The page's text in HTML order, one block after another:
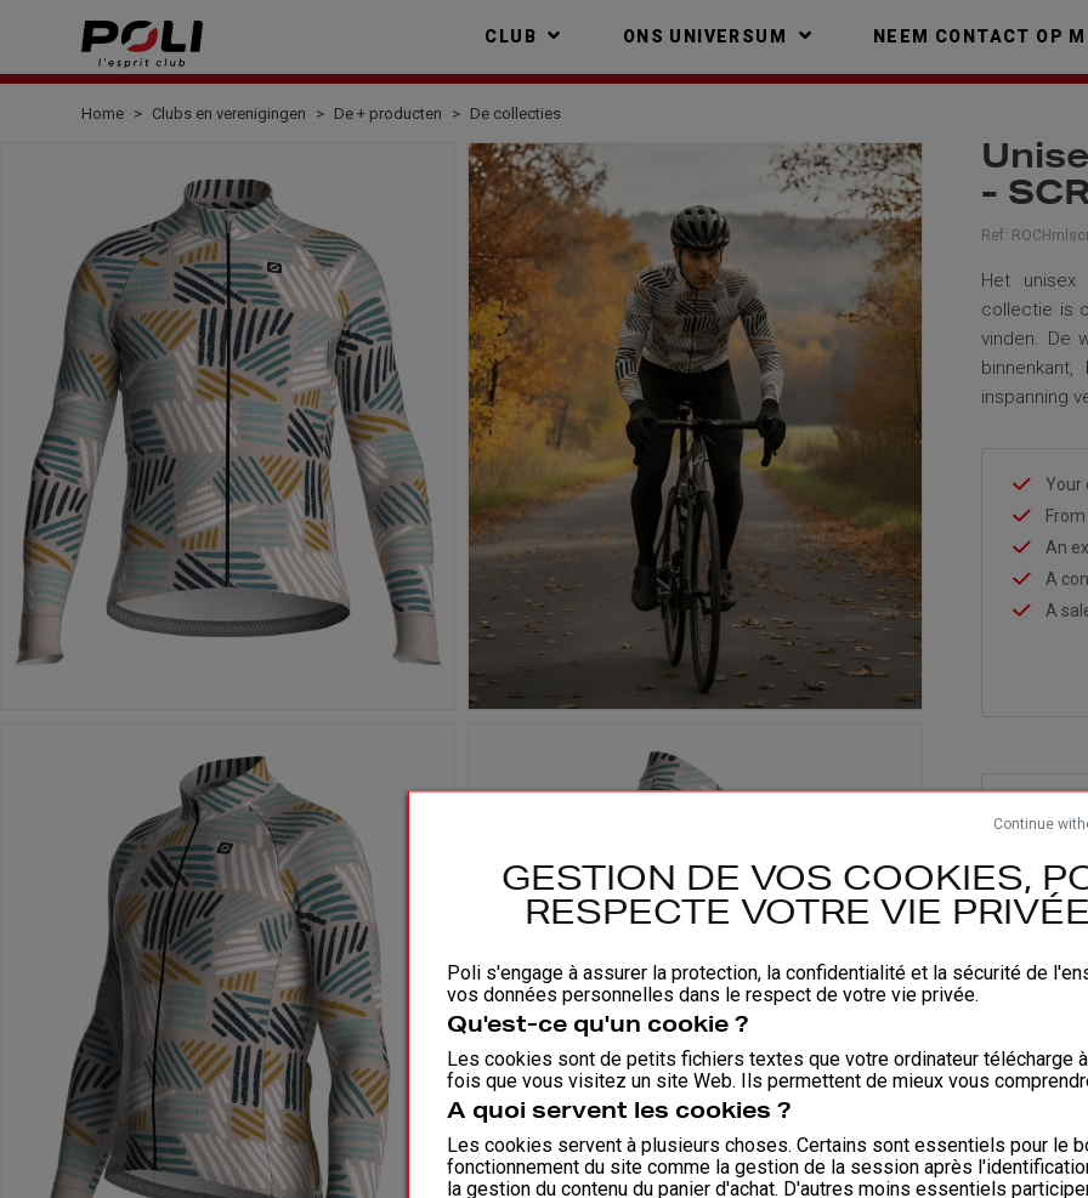
CLUB ONS UNIVERSUM NEEM CONTACT OP
Home Clubs en verenigingen De + producten De collecties
-
Ref:
Het unisex
collectie is
vinden. De
inspanning
Your
An
A
A
Unisex
Design:
3
Zoom
Hoge
Continue
GESTION DE VOS COOKIES,
RESPECTE VOTRE VIE
Poli s'engage à assurer la protection, la confidentialité et la sécurité de
vos données personnelles dans le respect de votre vie privée.
Qu'est-ce qu'un cookie ?
Les cookies sont de petits fichiers textes que votre ordinateur télécharge
fois que vous visitez un site Web. Ils permettent de mieux vous
A quoi servent les cookies ?
Les cookies servent à plusieurs choses. Certains sont essentiels pour le
fonctionnement du site comme la gestion de la session après
la gestion du contenu du panier d'achat. D'autres moins essentiels